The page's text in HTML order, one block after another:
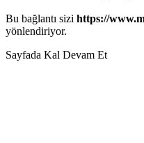
Bu bağlantı sizi https://
yönlendiriyor.
Sayfada Kal Devam Et